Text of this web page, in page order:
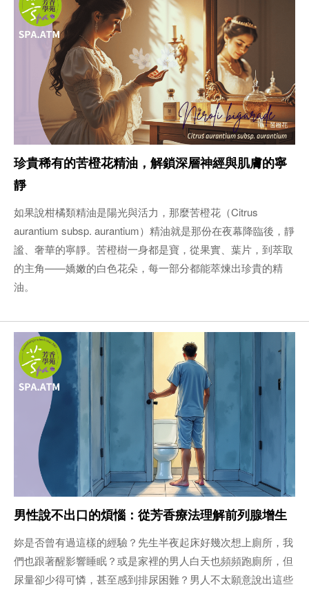
珍貴稀有的苦橙花精油，解鎖深層神經與肌膚的寧
靜
如果說柑橘類精油是陽光與活力，那麼苦橙花（Citrus
aurantium subsp. aurantium）精油就是那份在夜幕降臨後，靜
謐、奢華的寧靜。苦橙樹一身都是寶，從果實、葉片，到萃取
的主角——嬌嫩的白色花朵，每一部分都能萃煉出珍貴的精
油。
男性說不出口的煩惱：從芳香療法理解前列腺增生
妳是否曾有過這樣的經驗？先生半夜起床好幾次想上廁所，我
們也跟著醒影響睡眠？或是家裡的男人白天也頻頻跑廁所，但
尿量卻少得可憐，甚至感到排尿困難？男人不太願意說出這些